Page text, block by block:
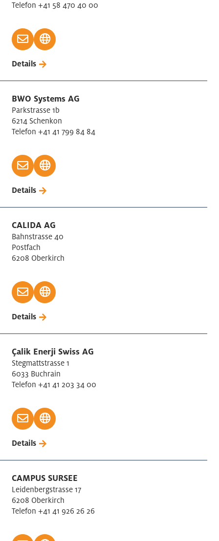
Telefon +41 58 470 40 00
Details
BWO Systems AG
Parkstrasse 1b
6214 Schenkon
Telefon +41 41 799 84 84
Details
CALIDA AG
Bahnstrasse 40
Postfach
6208 Oberkirch
Details
Çalik Enerji Swiss AG
Stegmattstrasse 1
6033 Buchrain
Telefon +41 41 203 34 00
Details
CAMPUS SURSEE
Leidenbergstrasse 17
6208 Oberkirch
Telefon +41 41 926 26 26